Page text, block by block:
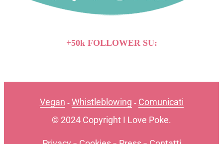
+50k FOLLOWER SU:
Vegan - Whistleblowing - Comunicati
© 2024 Copyright I Love Poke.